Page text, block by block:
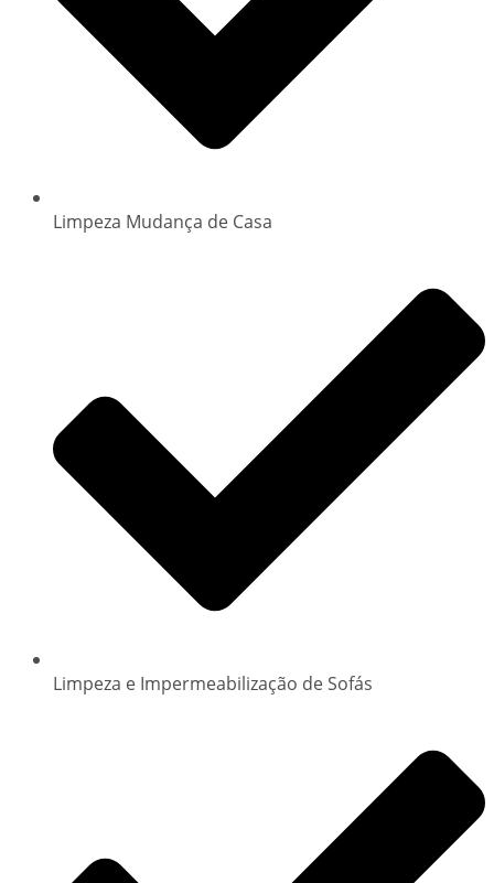
Limpeza Mudança de Casa
Limpeza e Impermeabilização de Sofás